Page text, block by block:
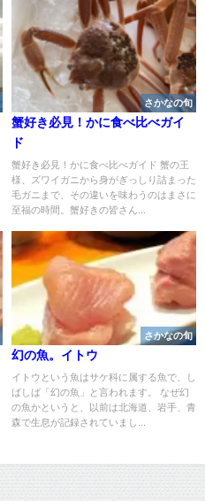
さかなの旬
蟹好き必見！かに食べ比べガイ
ド
蟹好き必見！かに食べ比べガイド 蟹の王
様、ズワイガニから身がぎっしり詰まった
毛ガニまで、その違いを味わうのはまさに
至福の時間。蟹好きの皆さん...
さかなの旬
幻の魚。イトウ
イトウという魚はサケ科に属する魚で、し
ばしば「幻の魚」と言われます。 なぜ幻
の魚かというと、以前は北海道、岩手、青
森で生息が記録されていまし...